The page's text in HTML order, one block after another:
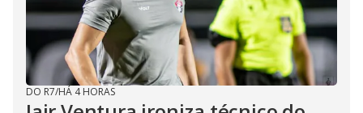
DO R7/HÁ 4 HORAS